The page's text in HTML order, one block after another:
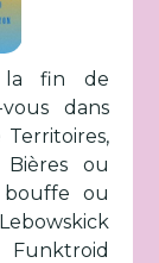
la fin de
dans
Territoires,
ou
ou
Funktroid